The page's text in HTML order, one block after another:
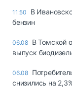
11:50
В
бензин
06.08 В Томской
выпуск
06.08
снизились на